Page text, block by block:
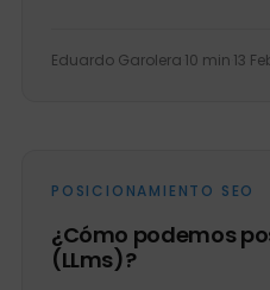
Eduardo Garolera 10 min 13
POSICIONAMIENTO SEO
¿Cómo podemos
(LLms)?